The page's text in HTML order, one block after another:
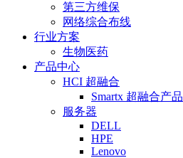
第三方维保
网络综合布线
行业方案
生物医药
产品中心
HCI 超融合
Smartx 超融合产品
服务器
DELL
HPE
Lenovo